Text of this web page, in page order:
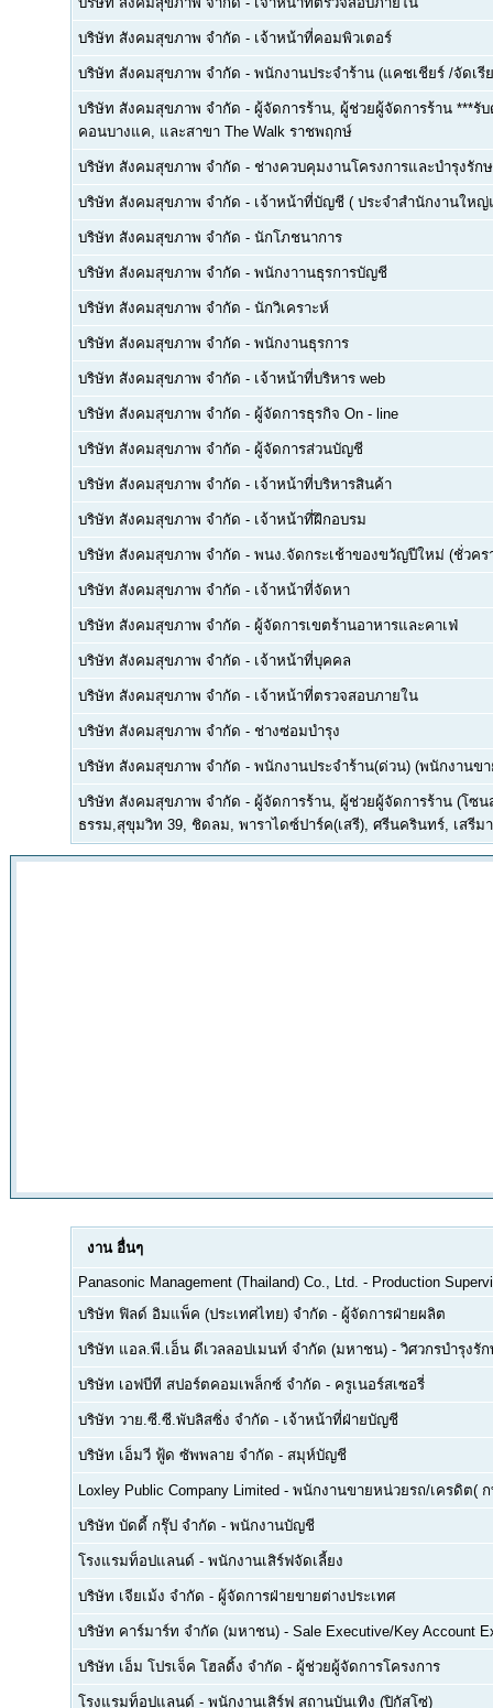
บริษัท สังคมสุขภาพ จำกัด - เจ้าหน้าที่คอมพิวเตอร์
บริษัท สังคมสุขภาพ จำกัด - พนักงานประจำร้าน (แคชเชียร์ /จัดเรี
บริษัท สังคมสุขภาพ จำกัด - ผู้จัดการร้าน, ผู้ช่วยผู้จัดการร้าน ***
คอนบางแค, และสาขา The Walk ราชพฤกษ์
บริษัท สังคมสุขภาพ จำกัด - ช่างควบคุมงานโครงการและบำรุงรัก
บริษัท สังคมสุขภาพ จำกัด - เจ้าหน้าที่บัญชี ( ประจำสำนักงานให
บริษัท สังคมสุขภาพ จำกัด - นักโภชนาการ
บริษัท สังคมสุขภาพ จำกัด - พนักงาานธุรการบัญชี
บริษัท สังคมสุขภาพ จำกัด - นักวิเคราะห์
บริษัท สังคมสุขภาพ จำกัด - พนักงานธุรการ
บริษัท สังคมสุขภาพ จำกัด - เจ้าหน้าที่บริหาร web
บริษัท สังคมสุขภาพ จำกัด - ผู้จัดการธุรกิจ On - line
บริษัท สังคมสุขภาพ จำกัด - ผู้จัดการส่วนบัญชี
บริษัท สังคมสุขภาพ จำกัด - เจ้าหน้าที่บริหารสินค้า
บริษัท สังคมสุขภาพ จำกัด - เจ้าหน้าที่ฝึกอบรม
บริษัท สังคมสุขภาพ จำกัด - พนง.จัดกระเช้าของขวัญปีใหม่ (ชั่วคร
บริษัท สังคมสุขภาพ จำกัด - เจ้าหน้าที่จัดหา
บริษัท สังคมสุขภาพ จำกัด - ผู้จัดการเขตร้านอาหารและคาเฟ่
บริษัท สังคมสุขภาพ จำกัด - เจ้าหน้าที่บุคคล
บริษัท สังคมสุขภาพ จำกัด - เจ้าหน้าที่ตรวจสอบภายใน
บริษัท สังคมสุขภาพ จำกัด - ช่างซ่อมบำรุง
บริษัท สังคมสุขภาพ จำกัด - พนักงานประจำร้าน(ด่วน) (พนักงานข
บริษัท สังคมสุขภาพ จำกัด - ผู้จัดการร้าน, ผู้ช่วยผู้จัดการร้าน (โซ
ธรรม,สุขุมวิท 39, ชิดลม, พาราไดซ์ปาร์ค(เสรี), ศรีนครินทร์, เสรี
งาน อื่นๆ
Panasonic Management (Thailand) Co., Ltd. - Production
บริษัท ฟิลด์ อิมแพ็ค (ประเทศไทย) จำกัด - ผู้จัดการฝ่ายผลิต
บริษัท แอล.พี.เอ็น ดีเวลลอปเมนท์ จำกัด (มหาชน) - วิศวกรบำรุงรั
บริษัท เอฟบีที สปอร์ตคอมเพล็กซ์ จำกัด - ครูเนอร์สเซอรี่
บริษัท วาย.ซี.ซี.พับลิสซิ่ง จำกัด - เจ้าหน้าที่ฝ่ายบัญชี
บริษัท เอ็มวี ฟู้ด ซัพพลาย จำกัด - สมุห์บัญชี
Loxley Public Company Limited - พนักงานขายหน่วยรถ/เครดิต(
บริษัท บัดดี้ กรุ๊ป จำกัด - พนักงานบัญชี
โรงแรมท็อปแลนด์ - พนักงานเสิร์ฟจัดเลี้ยง
บริษัท เจียเม้ง จำกัด - ผู้จัดการฝ่ายขายต่างประเทศ
บริษัท คาร์มาร์ท จำกัด (มหาชน) - Sale Executive/Key Account
บริษัท เอ็ม โปรเจ็ค โฮลดิ้ง จำกัด - ผู้ช่วยผู้จัดการโครงการ
โรงแรมท็อปแลนด์ - พนักงานเสิร์ฟ สถานบันเทิง (ปิกัสโซ่)